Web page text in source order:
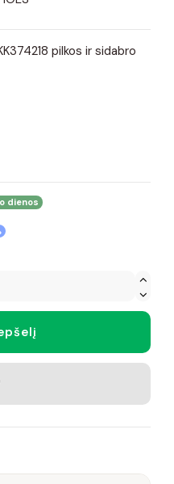
pilkos ir sidabro
dienos